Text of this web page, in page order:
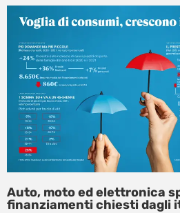
Auto, moto ed elettronica
finanziamenti chiesti dagli